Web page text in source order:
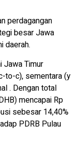
perdagangan
besar Jawa
daerah.
Jawa Timur
to-c), sementara (y
. Dengan total
mencapai Rp
sebesar 14,40%
PDRB Pulau